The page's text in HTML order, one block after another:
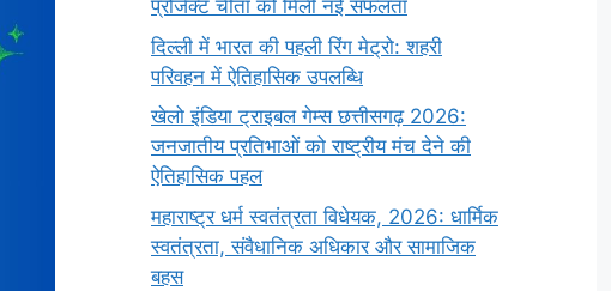
प्रोजेक्ट चीता को मिली नई सफलता
दिल्ली में भारत की पहली रिंग मेट्रो: शहरी
परिवहन में ऐतिहासिक उपलब्धि
खेलो इंडिया ट्राइबल गेम्स छत्तीसगढ़ 2026:
जनजातीय प्रतिभाओं को राष्ट्रीय मंच देने की
ऐतिहासिक पहल
महाराष्ट्र धर्म स्वतंत्रता विधेयक, 2026: धार्मिक
स्वतंत्रता, संवैधानिक अधिकार और सामाजिक
बहस